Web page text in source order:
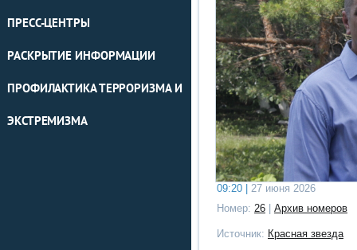
ПРЕСС-ЦЕНТРЫ
РАСКРЫТИЕ ИНФОРМАЦИИ
ПРОФИЛАКТИКА ТЕРРОРИЗМА И
ЭКСТРЕМИЗМА
09:20 |
27 июня 2026
Номер: 26 Архив номеров
Источник: Красная звезда